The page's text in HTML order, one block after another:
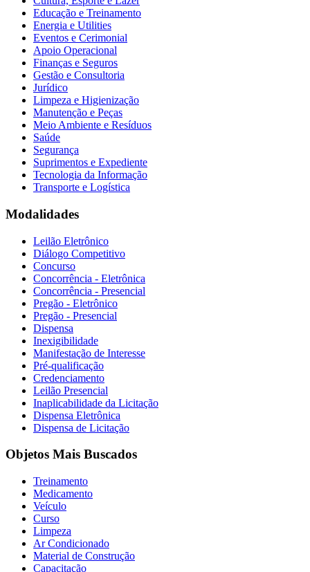
Educação e Treinamento
Energia e Utilities
Eventos e Cerimonial
Apoio Operacional
Finanças e Seguros
Gestão e Consultoria
Jurídico
Limpeza e Higienização
Manutenção e Peças
Meio Ambiente e Resíduos
Saúde
Segurança
Suprimentos e Expediente
Tecnologia da Informação
Transporte e Logística
Modalidades
Leilão Eletrônico
Diálogo Competitivo
Concurso
Concorrência - Eletrônica
Concorrência - Presencial
Pregão - Eletrônico
Pregão - Presencial
Dispensa
Inexigibilidade
Manifestação de Interesse
Pré-qualificação
Credenciamento
Leilão Presencial
Inaplicabilidade da Licitação
Dispensa Eletrônica
Dispensa de Licitação
Objetos Mais Buscados
Treinamento
Medicamento
Veículo
Curso
Limpeza
Ar Condicionado
Material de Construção
Capacitação